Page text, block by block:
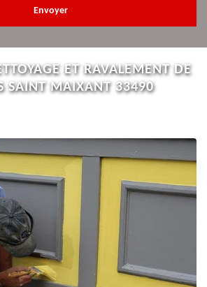
ET RAVALEMENT DE
SAINT MAIXANT 33490